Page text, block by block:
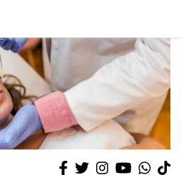
Facebook
TwitterInstagram
YouTube